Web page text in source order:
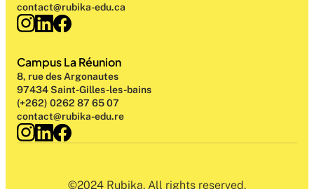
contact@rubika-edu.ca
Campus La Réunion
8, rue des Argonautes
97434 Saint-Gilles-les-bains
(+262) 0262 87 65 07
contact@rubika-edu.re
©2024 Rubika. All rights reserved.